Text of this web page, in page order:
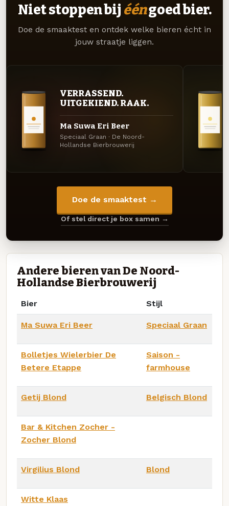
Niet stoppen bij ééngoed bier.
Doe de smaaktest en ontdek welke bieren écht in
jouw straatje liggen.
VERRASSEND.
UITGEKIEND. RAAK.
Ma Suwa Eri Beer
Speciaal Graan · De Noord-
Hollandse Bierbrouwerij
Doe de smaaktest →
Of stel direct je box samen →
Andere bieren van De Noord-
Hollandse Bierbrouwerij
Bier Stijl
Ma Suwa Eri Beer Speciaal Graan
Bolletjes Wielerbier De
Betere Etappe
Saison -
farmhouse
Getij Blond Belgisch Blond
Bar & Kitchen Zocher -
Zocher Blond
Virgilius Blond Blond
Witte Klaas